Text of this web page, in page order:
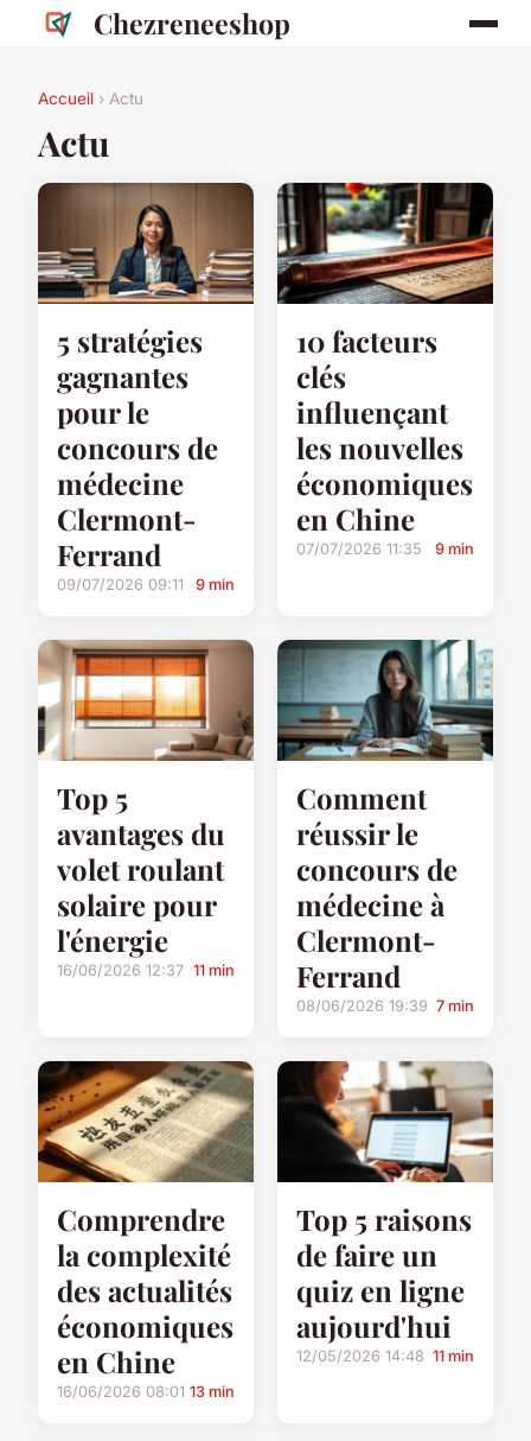
Chezreneeshop
Accueil › Actu
Actu
5 stratégies
gagnantes
pour le
concours de
médecine
Clermont-
Ferrand
09/07/2026 09:11 9 min
10 facteurs
clés
influençant
les nouvelles
économiques
en Chine
07/07/2026 11:35 9 min
Top 5
avantages du
volet roulant
solaire pour
l'énergie
16/06/2026 12:37 11 min
Comment
réussir le
concours de
médecine à
Clermont-
Ferrand
08/06/2026 19:39 7 min
Comprendre
la complexité
des actualités
économiques
en Chine
16/06/2026 08:01 13 min
Top 5 raisons
de faire un
quiz en ligne
aujourd'hui
12/05/2026 14:48 11 min